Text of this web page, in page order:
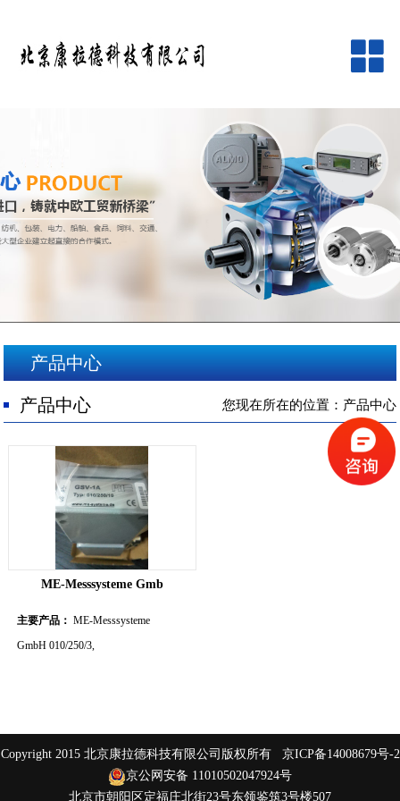
网站首页
公司简介
产品中心
品牌中心
新闻资讯
客户服务
在线留言
人才招聘
产品中心
产品中心 您现在所在的位置：产品中心
ME-Messsysteme Gmb
主要产品： ME-Messsysteme
GmbH 010/250/3,
Copyright 2015 北京康拉德科技有限公司版权所有 京ICP备14008679号-2
京公网安备 11010502047924号
北京市朝阳区定福庄北街23号东领鉴筑3号楼507